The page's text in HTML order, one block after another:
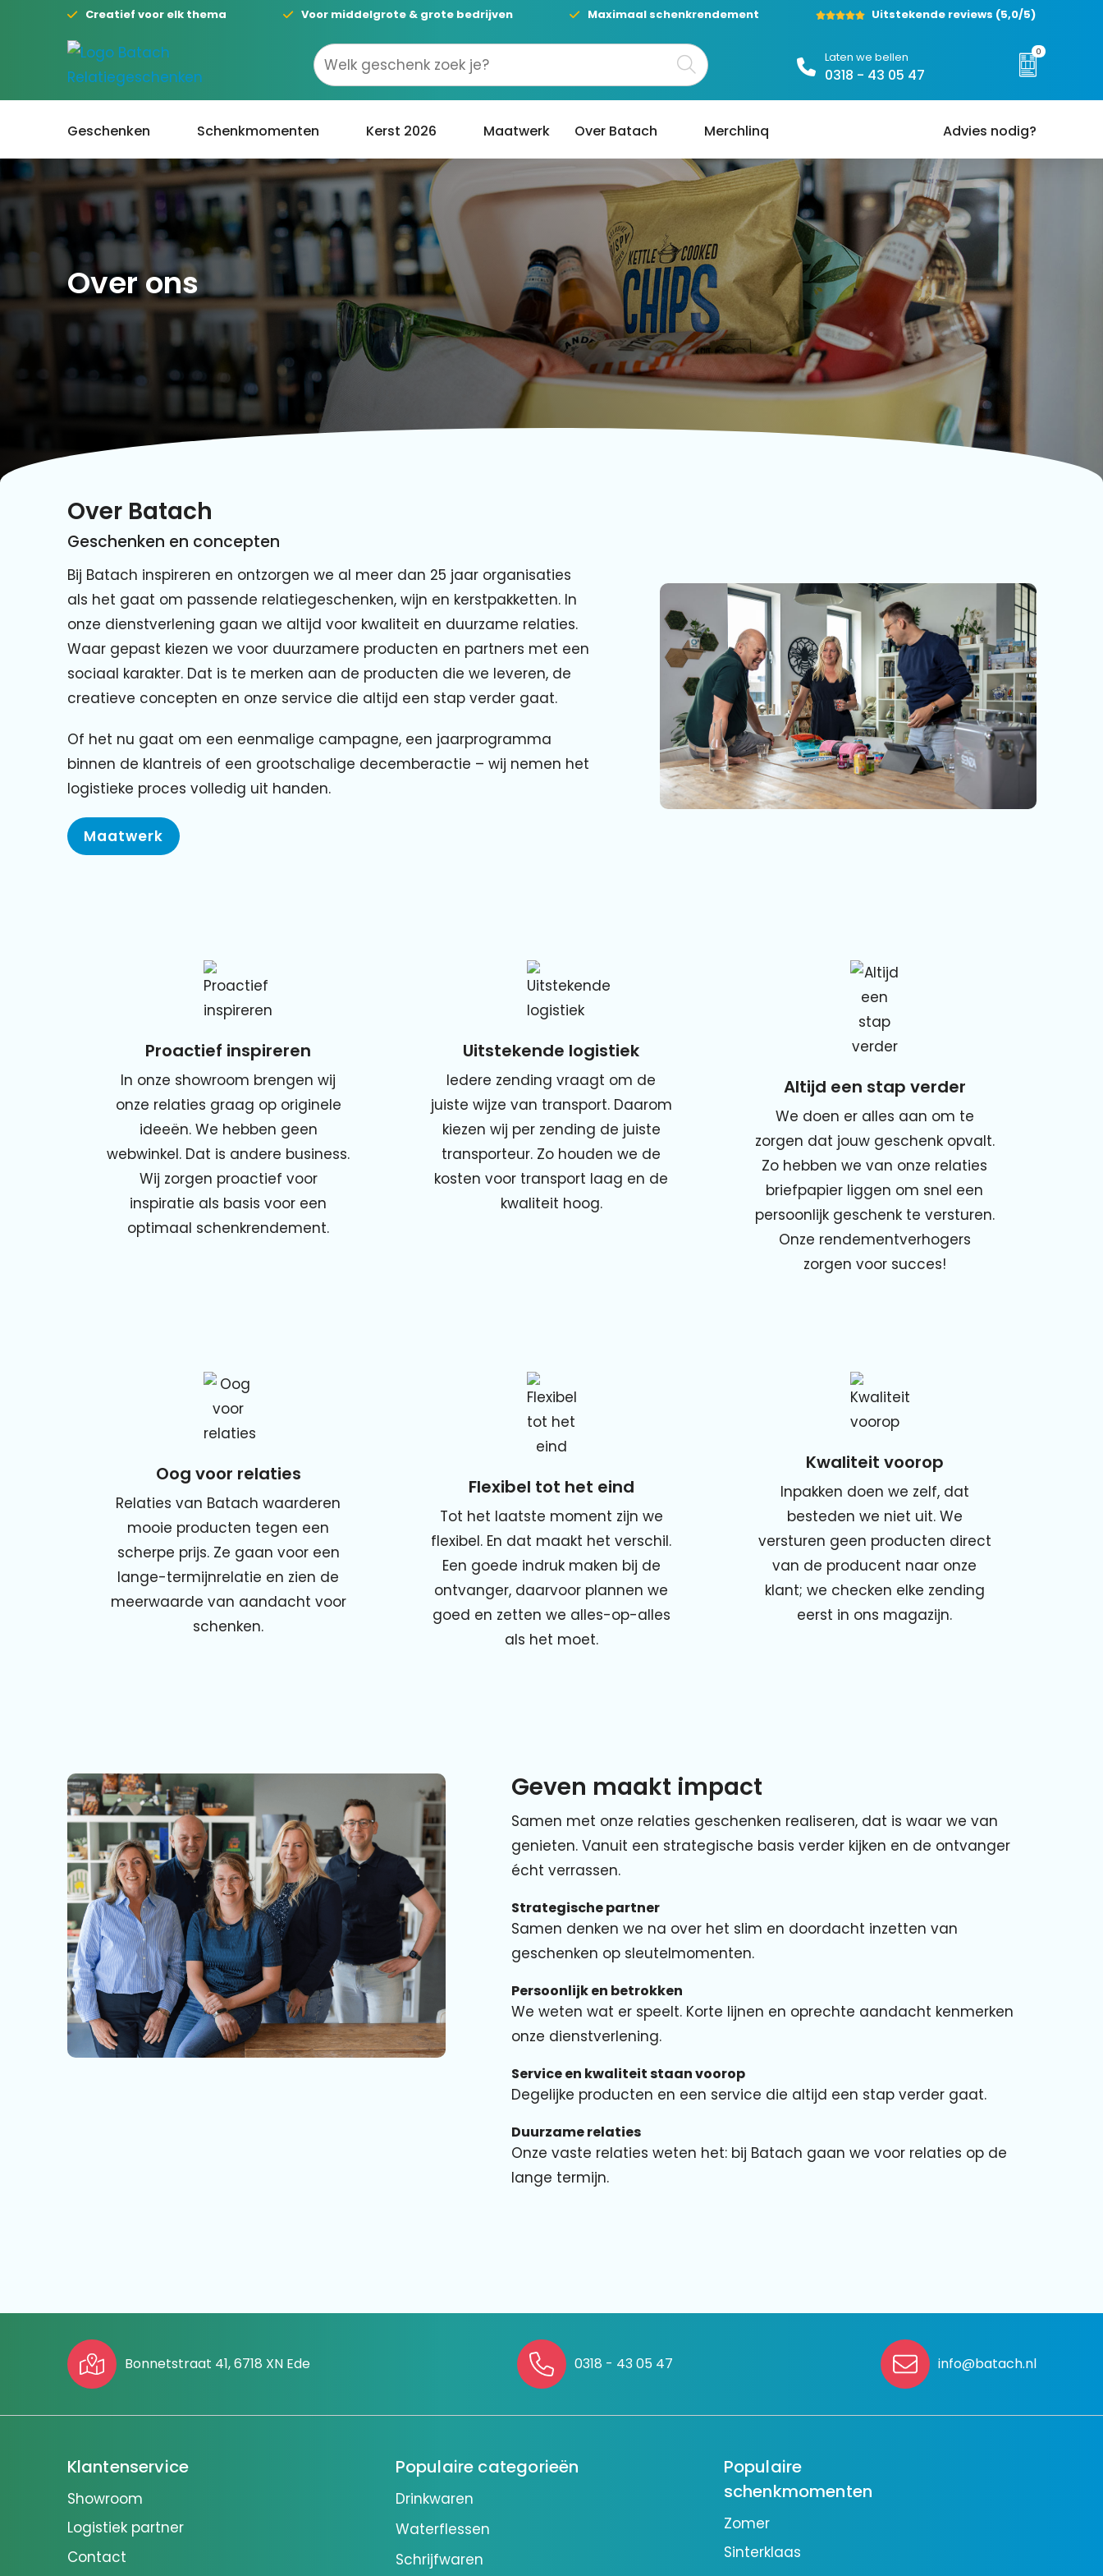
Creatief voor elk thema Voor middelgrote & grote bedrijven Maximaal schenkrendement Uitstekende reviews (5,0/5)
Laten we bellen
0318 - 43 05 47
0
Geschenken Schenkmomenten Kerst 2026 Maatwerk Over Batach Merchlinq Advies nodig?
Over ons
Over Batach
Geschenken en concepten
Bij Batach inspireren en ontzorgen we al meer dan 25 jaar organisaties
als het gaat om passende relatiegeschenken, wijn en kerstpakketten. In
onze dienstverlening gaan we altijd voor kwaliteit en duurzame relaties.
Waar gepast kiezen we voor duurzamere producten en partners met een
sociaal karakter. Dat is te merken aan de producten die we leveren, de
creatieve concepten en onze service die altijd een stap verder gaat.
Of het nu gaat om een eenmalige campagne, een jaarprogramma
binnen de klantreis of een grootschalige decemberactie – wij nemen het
logistieke proces volledig uit handen.
Maatwerk
Proactief inspireren
In onze showroom brengen wij
onze relaties graag op originele
ideeën. We hebben geen
webwinkel. Dat is andere business.
Wij zorgen proactief voor
inspiratie als basis voor een
optimaal schenkrendement.
Uitstekende logistiek
Iedere zending vraagt om de
juiste wijze van transport. Daarom
kiezen wij per zending de juiste
transporteur. Zo houden we de
kosten voor transport laag en de
kwaliteit hoog.
Altijd een stap verder
We doen er alles aan om te
zorgen dat jouw geschenk opvalt.
Zo hebben we van onze relaties
briefpapier liggen om snel een
persoonlijk geschenk te versturen.
Onze rendementverhogers
zorgen voor succes!
Oog voor relaties
Relaties van Batach waarderen
mooie producten tegen een
scherpe prijs. Ze gaan voor een
lange-termijnrelatie en zien de
meerwaarde van aandacht voor
schenken.
Flexibel tot het eind
Tot het laatste moment zijn we
flexibel. En dat maakt het verschil.
Een goede indruk maken bij de
ontvanger, daarvoor plannen we
goed en zetten we alles-op-alles
als het moet.
Kwaliteit voorop
Inpakken doen we zelf, dat
besteden we niet uit. We
versturen geen producten direct
van de producent naar onze
klant; we checken elke zending
eerst in ons magazijn.
Geven maakt impact
Samen met onze relaties geschenken realiseren, dat is waar we van
genieten. Vanuit een strategische basis verder kijken en de ontvanger
écht verrassen.
Strategische partner
Samen denken we na over het slim en doordacht inzetten van
geschenken op sleutelmomenten.
Persoonlijk en betrokken
We weten wat er speelt. Korte lijnen en oprechte aandacht kenmerken
onze dienstverlening.
Service en kwaliteit staan voorop
Degelijke producten en een service die altijd een stap verder gaat.
Duurzame relaties
Onze vaste relaties weten het: bij Batach gaan we voor relaties op de
lange termijn.
Bonnetstraat 41, 6718 XN Ede 0318 - 43 05 47 info@batach.nl
Klantenservice
Showroom
Logistiek partner
Contact
Populaire categorieën
Drinkwaren
Waterflessen
Schrijfwaren
Populaire
schenkmomenten
Zomer
Sinterklaas